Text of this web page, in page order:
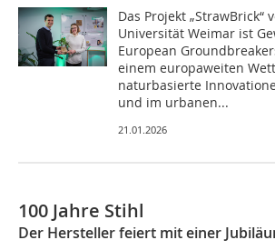
Das Projekt „StrawBrick“
Universität Weimar ist
European
einem europaweiten
naturbasierte
und im urbanen...
21.01.2026
100 Jahre Stihl
Der Hersteller feiert mit einer